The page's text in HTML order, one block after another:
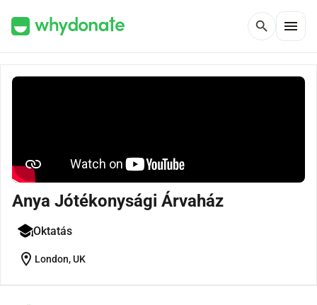
search menu
Anya Jótékonysági Árvaház
Oktatás
location_on London, UK